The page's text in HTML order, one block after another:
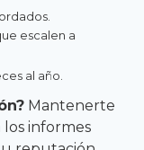
escalen a
al año.
Mantenerte
informes